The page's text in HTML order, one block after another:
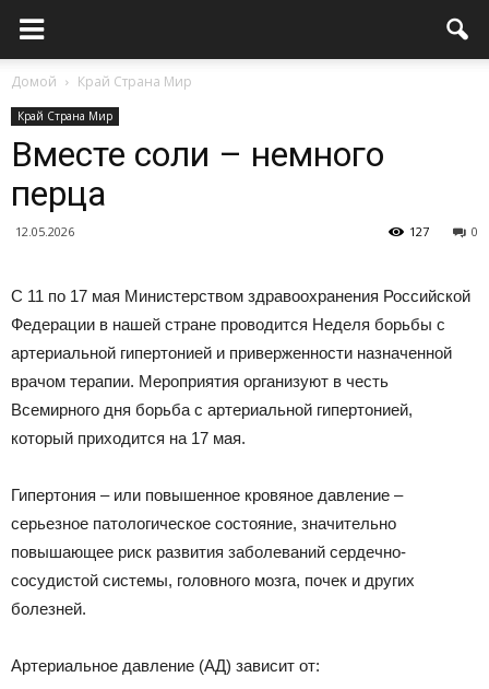
Домой Край Страна Мир
Край Страна Мир
Вместе соли – немного
перца
12.05.2026 0
127
С 11 по 17 мая Министерством здравоохранения Российской
Федерации в нашей стране проводится Неделя борьбы с
артериальной гипертонией и приверженности назначенной
врачом терапии. Мероприятия организуют в честь
Всемирного дня борьба с артериальной гипертонией,
который приходится на 17 мая.
Гипертония – или повышенное кровяное давление –
серьезное патологическое состояние, значительно
повышающее риск развития заболеваний сердечно-
сосудистой системы, головного мозга, почек и других
болезней.
Артериальное давление (АД) зависит от: